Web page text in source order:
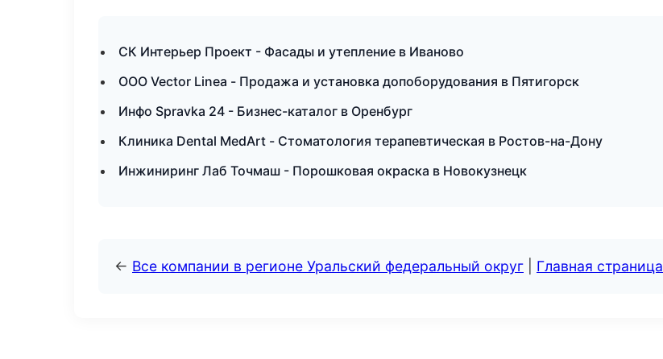
СК Интерьер Проект - Фасады и утепление в Иваново
ООО Vector Linea - Продажа и установка допоборудования в Пятигорск
Инфо Spravka 24 - Бизнес-каталог в Оренбург
Клиника Dental MedArt - Стоматология терапевтическая в Ростов-на-Дону
Инжиниринг Лаб Точмаш - Порошковая окраска в Новокузнецк
← Все компании в регионе Уральский федеральный округ Главная страница